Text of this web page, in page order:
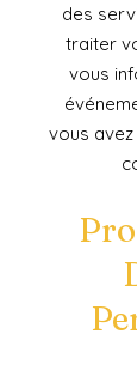
des
traiter
vous
vous